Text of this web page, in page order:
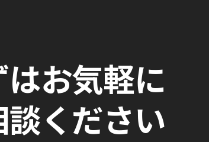
はお気軽に
談ください